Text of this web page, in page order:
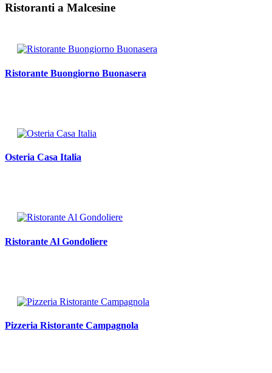
Ristoranti a Malcesine
Ristorante Buongiorno Buonasera
Osteria Casa Italia
Ristorante Al Gondoliere
Pizzeria Ristorante Campagnola